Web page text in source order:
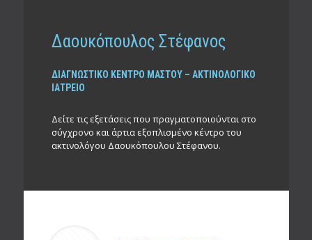
Δαουκόπουλος Στέφανος
ΔΙΑΓΝΩΣΤΙΚΟ ΚΕΝΤΡΟ ΜΑΣΤΟΥ – ΑΚΤΙΝΟΛΟΓΙΚΟ
ΙΑΤΡΕΙΟ
Δείτε τις εξετάσεις που πραγματοποιούνται στο
σύγχρονο και άρτια εξοπλισμένο κέντρο του
ακτινολόγου Δαουκόπουλου Στέφανου.